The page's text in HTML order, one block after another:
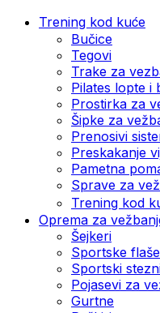
Trening kod kuće
Bučice
Tegovi
Trake za
Pilates lopte i
Prostirka za
Šipke za
Prenosivi
Preskakanje
Pametna
Sprave za
Trening kod
Oprema za
Šejkeri
Sportske flaše
Sportski
Pojasevi za
Gurtne